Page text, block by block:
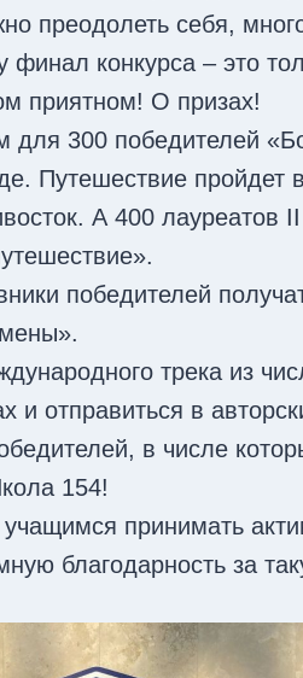
преодолеть себя,
финал конкурса – это
приятном! О призах!
для 300 победителей
Путешествие
А 400 лауреатов
победителей
трека из
и отправиться в
в числе
154!
принимать
благодарность за